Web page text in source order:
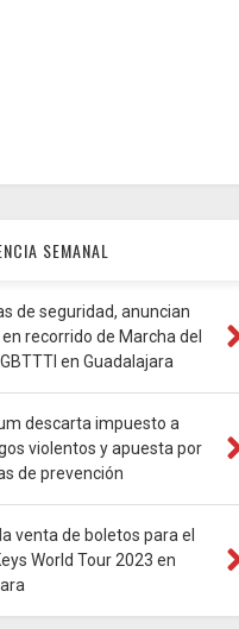
SEMANAL
de seguridad, anuncian
recorrido de Marcha del
en Guadalajara
descarta impuesto a
violentos y apuesta por
de prevención
venta de boletos para el
World Tour 2023 en